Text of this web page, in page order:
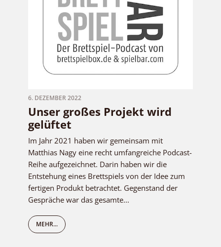
6. DEZEMBER 2022
Unser großes Projekt wird
gelüftet
Im Jahr 2021 haben wir gemeinsam mit
Matthias Nagy eine recht umfangreiche Podcast-
Reihe aufgezeichnet. Darin haben wir die
Entstehung eines Brettspiels von der Idee zum
fertigen Produkt betrachtet. Gegenstand der
Gespräche war das gesamte...
MEHR...